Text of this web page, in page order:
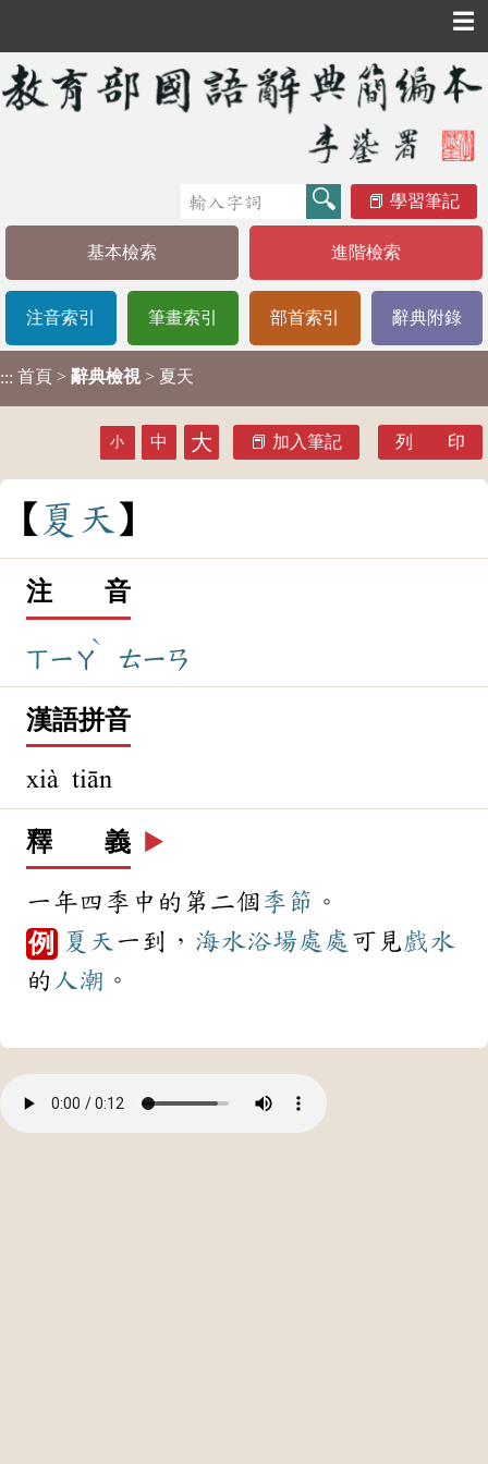
☰
學習筆記
基本檢索 進階檢索
注音索引 筆畫索引 部首索引 辭典附錄
::: 首頁 > 辭典檢視 > 夏天
小 中 大 加入筆記 列 印
夏 天
注 音
ㄒㄧㄚ
ˋ
ㄊㄧㄢ
漢語拼音
xià tiān
釋 義 ▶️
一年四季中的第二個 季節 。
例 夏天 一到， 海水浴場處處 可見戲水
的 人潮 。